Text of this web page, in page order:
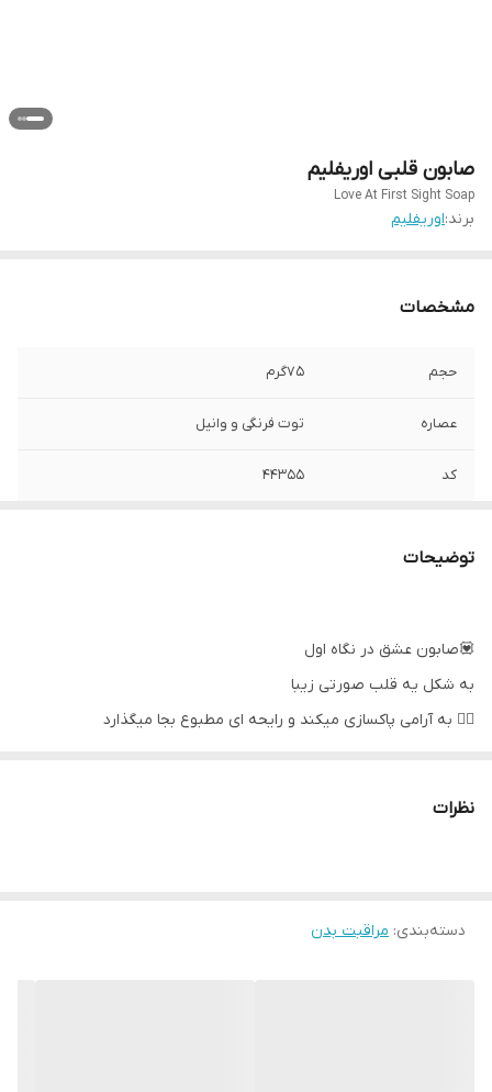
صابون قلبی اوریفلیم
Love At First Sight Soap
برند:اوریفلیم
مشخصات
حجم ۷۵گرم
عصاره توت فرنگی و وانیل
کد ۴۴۳۵۵
توضیحات
💟صابون عشق در نگاه اول
به شکل یه قلب صورتی زیبا
❤️‍🔥 به آرامی پاکسازی میکند و رایحه ای مطبوع بجا میگذارد
نظرات
دسته‌بندی: مراقبت بدن